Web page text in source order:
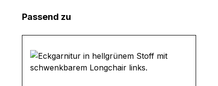
Produktgalerie überspringen
Passend zu